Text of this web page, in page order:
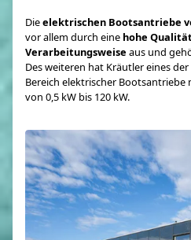
Dieelektrischen Bootsantriebe
vor allem durch eine hohe
Verarbeitungsweise aus und
Des weiteren hat Kräutler eines
Bereich elektrischer
von 0,5 kW bis 120 kW.